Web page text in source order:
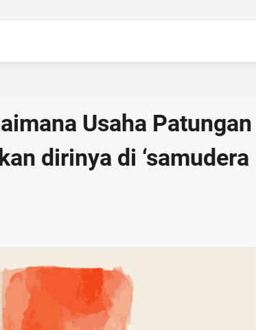
Usaha Patungan
dirinya di ‘samudera